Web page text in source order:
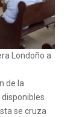
Londoño a
de la
se cruza